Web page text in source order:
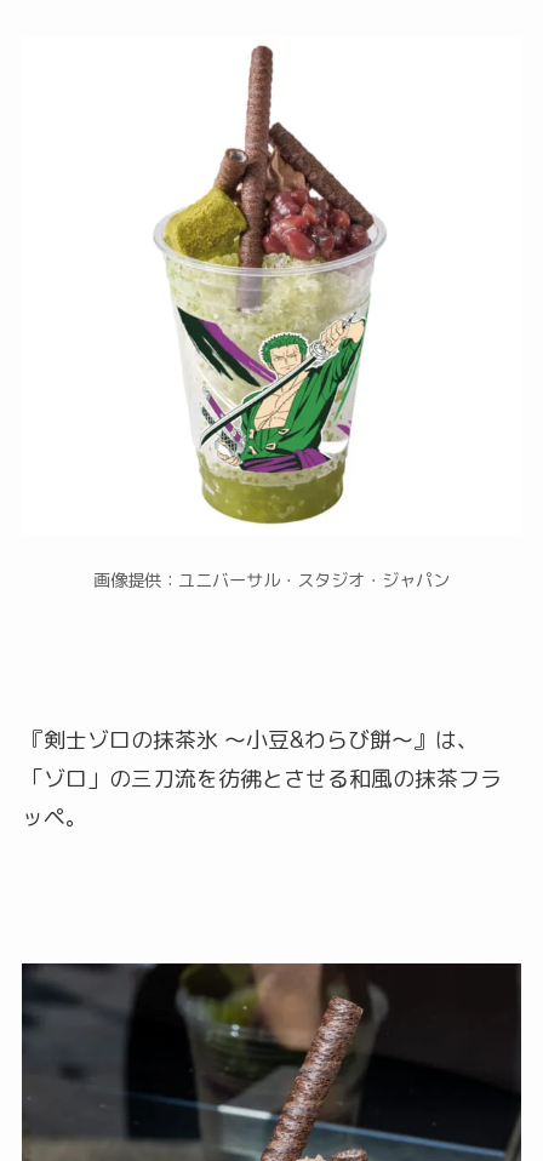
画像提供：ユニバーサル・スタジオ・ジャパン
『剣士ゾロの抹茶氷 ～小豆&わらび餅～』は、
「ゾロ」の三刀流を彷彿とさせる和風の抹茶フラ
ッペ。